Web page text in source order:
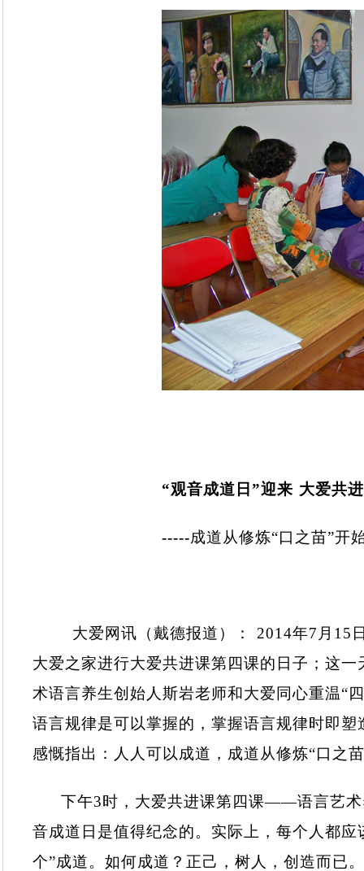
“观音成道日”迎来 大爱共
-----成道从修炼“口之苗”开
大爱网讯（戴德报道）： 2014年7 月 15
大爱之家进行大爱共进课第四课的日子；这一
术语言养生创始人斯岩老师和大爱同心重温“
语言规律是可以掌握的，掌握语言规律时即
感慨指出：人人可以成道，成道从修炼“口之
下午3 时，大爱共进课第四课——语言艺术
音成道日是值得纪念的。实际上，每个人都
个”成道。如何成道？正己，树人，创造而已